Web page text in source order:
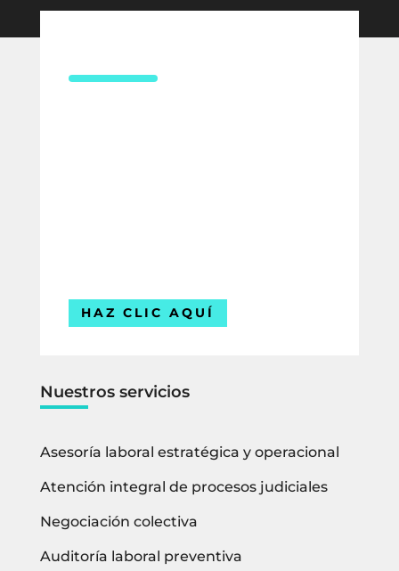
HAZ CLIC AQUÍ
Nuestros servicios
Asesoría laboral estratégica y operacional
Atención integral de procesos judiciales
Negociación colectiva
Auditoría laboral preventiva